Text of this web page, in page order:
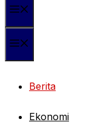
Berita
Ekonomi